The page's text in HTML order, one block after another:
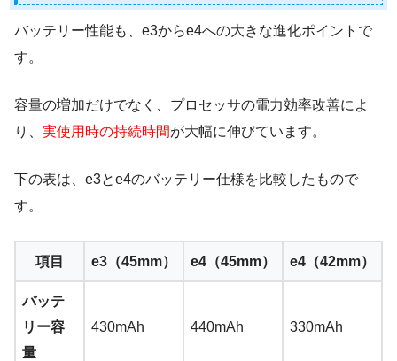
バッテリー性能も、e3からe4への大きな進化ポイントで
す。
容量の増加だけでなく、プロセッサの電力効率改善によ
り、 実使用時の持続時間が大幅に伸びています。
下の表は、e3とe4のバッテリー仕様を比較したもので
す。
項目 e3（45mm） e4（45mm） e4（42mm）
バッテ
リー容
量
430mAh 440mAh 330mAh